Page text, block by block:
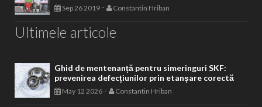
Sep 26 2019 - Constantin Hriban
Ultimele articole
Ghid de mentenanță pentru simeringuri SKF:
prevenirea defecțiunilor prin etanșare corectă
May 12 2026 - Constantin Hriban